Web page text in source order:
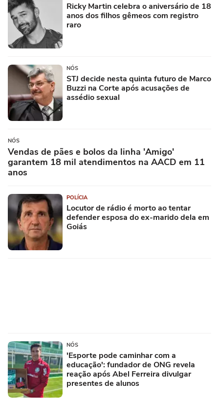
Ricky Martin celebra o aniversário de 18
anos dos filhos gêmeos com registro
raro
NÓS
STJ decide nesta quinta futuro de Marco
Buzzi na Corte após acusações de
assédio sexual
NÓS
Vendas de pães e bolos da linha 'Amigo'
garantem 18 mil atendimentos na AACD em 11
anos
POLÍCIA
Locutor de rádio é morto ao tentar
defender esposa do ex-marido dela em
Goiás
NÓS
'Esporte pode caminhar com a
educação': fundador de ONG revela
reação após Abel Ferreira divulgar
presentes de alunos